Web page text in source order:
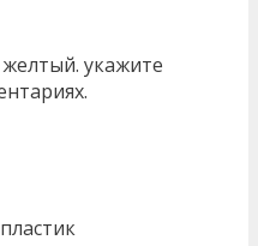
укажите